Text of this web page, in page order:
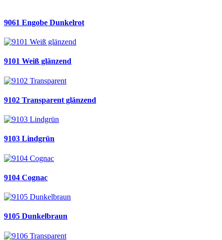
9061 Engobe Dunkelrot
9101 Weiß glänzend
9102 Transparent glänzend
9103 Lindgrün
9104 Cognac
9105 Dunkelbraun